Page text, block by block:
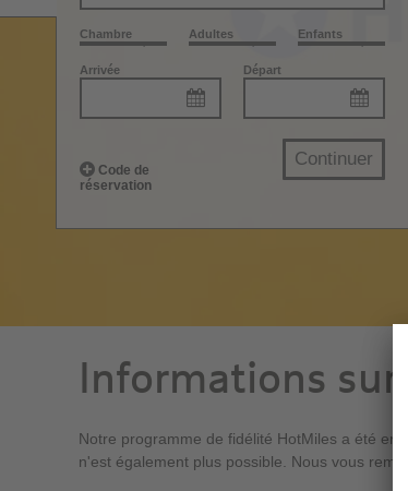
Chambre Adultes Enfants
Arrivée Départ
Code de
réservation
Continuer
Informations
Notre programme de fidélité HotMiles a été
n'est également plus possible. Nous vous